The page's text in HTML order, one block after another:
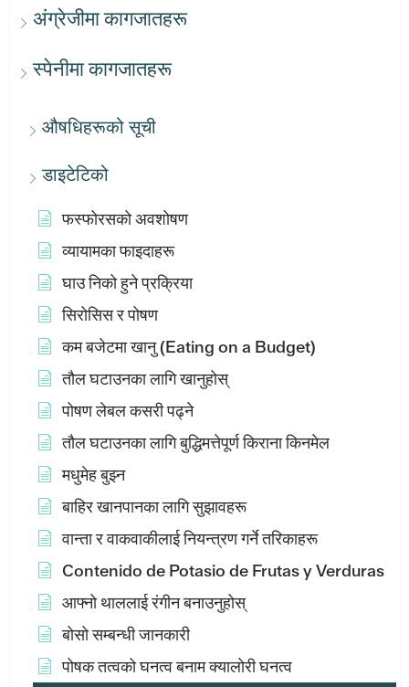
अंग्रेजीमा कागजातहरू
स्पेनीमा कागजातहरू
औषधिहरूको सूची
डाइटेटिको
फस्फोरसको अवशोषण
व्यायामका फाइदाहरू
घाउ निको हुने प्रक्रिया
सिरोसिस र पोषण
कम बजेटमा खानु (Eating on a Budget)
तौल घटाउनका लागि खानुहोस्
पोषण लेबल कसरी पढ्ने
तौल घटाउनका लागि बुद्धिमत्तेपूर्ण किराना किनमेल
मधुमेह बुझ्न
बाहिर खानपानका लागि सुझावहरू
वान्ता र वाकवाकीलाई नियन्त्रण गर्ने तरिकाहरू
Contenido de Potasio de Frutas y Verduras
आफ्नो थाललाई रंगीन बनाउनुहोस्
बोसो सम्बन्धी जानकारी
पोषक तत्वको घनत्व बनाम क्यालोरी घनत्व